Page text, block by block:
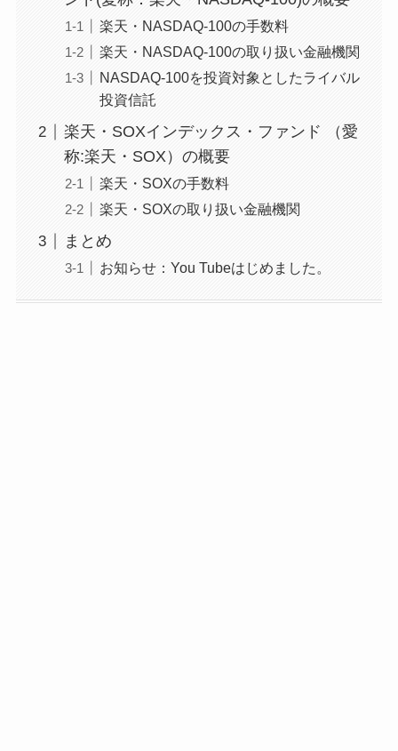
楽天・NASDAQ-100の手数料
楽天・NASDAQ-100の取り扱い金融機関
NASDAQ-100を投資対象としたライバル
投資信託
楽天・SOXインデックス・ファンド （愛
称:楽天・SOX）の概要
楽天・SOXの手数料
楽天・SOXの取り扱い金融機関
まとめ
お知らせ：You Tubeはじめました。